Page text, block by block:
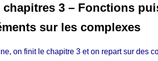
chapitres 3 – Fonctions
sur les complexes
on finit le chapitre 3 et on repart sur des